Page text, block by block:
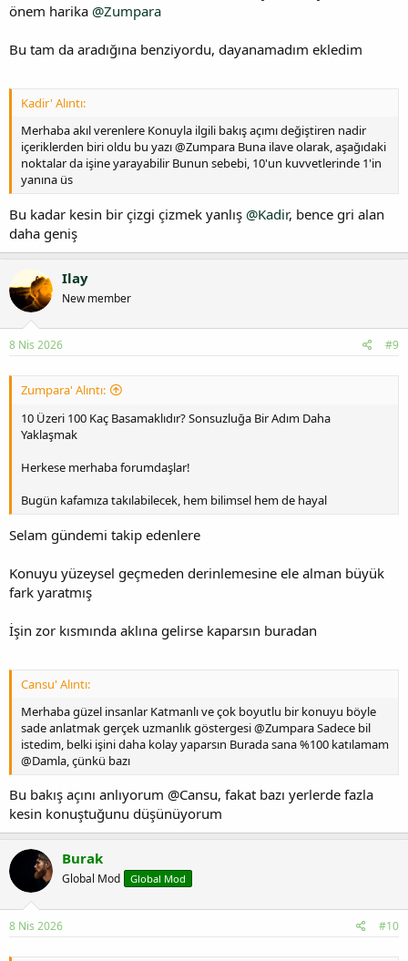
önem harika @Zumpara
Bu tam da aradığına benziyordu, dayanamadım ekledim
Kadir' Alıntı:
Merhaba akıl verenlere Konuyla ilgili bakış açımı değiştiren nadir
içeriklerden biri oldu bu yazı @Zumpara Buna ilave olarak, aşağıdaki
noktalar da işine yarayabilir Bunun sebebi, 10'un kuvvetlerinde 1'in
yanına üs
Bu kadar kesin bir çizgi çizmek yanlış @Kadir, bence gri alan
daha geniş
Ilay
New member
8 Nis 2026 #9
Zumpara' Alıntı:
10 Üzeri 100 Kaç Basamaklıdır? Sonsuzluğa Bir Adım Daha
Yaklaşmak
Herkese merhaba forumdaşlar!
Bugün kafamıza takılabilecek, hem bilimsel hem de hayal
Selam gündemi takip edenlere
Konuyu yüzeysel geçmeden derinlemesine ele alman büyük
fark yaratmış
İşin zor kısmında aklına gelirse kaparsın buradan
Cansu' Alıntı:
Merhaba güzel insanlar Katmanlı ve çok boyutlu bir konuyu böyle
sade anlatmak gerçek uzmanlık göstergesi @Zumpara Sadece bil
istedim, belki işini daha kolay yaparsın Burada sana %100 katılamam
@Damla, çünkü bazı
Bu bakış açını anlıyorum @Cansu, fakat bazı yerlerde fazla
kesin konuştuğunu düşünüyorum
Burak
Global Mod Global Mod
8 Nis 2026 #10